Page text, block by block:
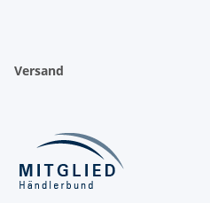
Versand